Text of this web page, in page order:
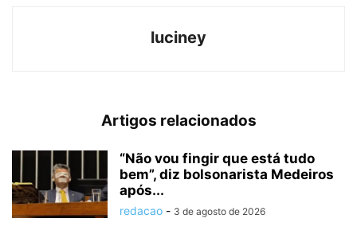
luciney
Artigos relacionados
“Não vou fingir que está tudo
bem”, diz bolsonarista Medeiros
após...
redacao - 3 de agosto de 2026